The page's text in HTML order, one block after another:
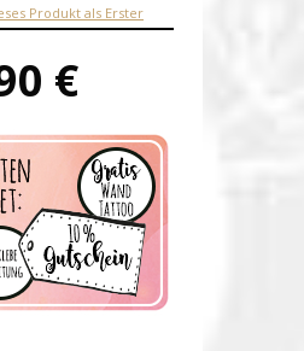
Produkt als Erster
€
kgn046-E
Lager